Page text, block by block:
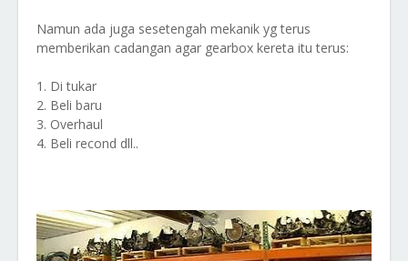
Namun ada juga sesetengah mekanik yg terus
memberikan cadangan agar gearbox kereta itu terus:
1. Di tukar
2. Beli baru
3. Overhaul
4. Beli recond dll..